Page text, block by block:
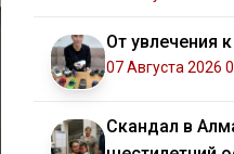
От увлечения
07 Августа 2026
Скандал в